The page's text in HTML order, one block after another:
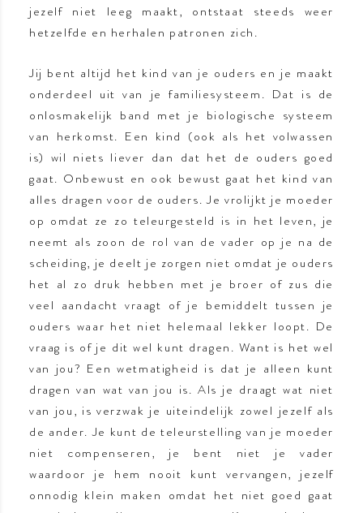
jezelf niet leeg maakt, ontstaat steeds weer
hetzelfde en herhalen patronen zich.
Jij bent altijd het kind van je ouders en je maakt
onderdeel uit van je familiesysteem. Dat is de
onlosmakelijk band met je biologische systeem
van herkomst. Een kind (ook als het volwassen
is) wil niets liever dan dat het de ouders goed
gaat. Onbewust en ook bewust gaat het kind van
alles dragen voor de ouders. Je vrolijkt je moeder
op omdat ze zo teleurgesteld is in het leven, je
neemt als zoon de rol van de vader op je na de
scheiding, je deelt je zorgen niet omdat je ouders
het al zo druk hebben met je broer of zus die
veel aandacht vraagt of je bemiddelt tussen je
ouders waar het niet helemaal lekker loopt. De
vraag is of je dit wel kunt dragen. Want is het wel
van jou? Een wetmatigheid is dat je alleen kunt
dragen van wat van jou is. Als je draagt wat niet
van jou, is verzwak je uiteindelijk zowel jezelf als
de ander. Je kunt de teleurstelling van je moeder
niet compenseren, je bent niet je vader
waardoor je hem nooit kunt vervangen, jezelf
onnodig klein maken omdat het niet goed gaat